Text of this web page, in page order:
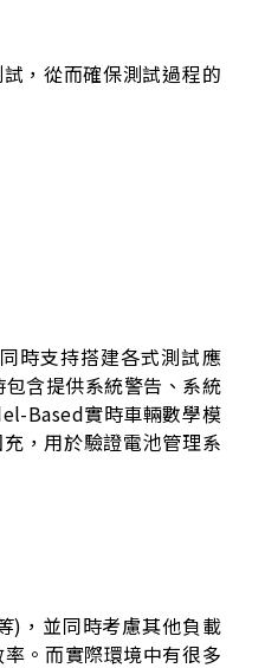
，從而確保測試過程的
時支持搭建各式測試應
含提供系統警告、系統
Based實時車輛數學模
，用於驗證電池管理系
)，並同時考慮其他負載
。而實際環境中有很多